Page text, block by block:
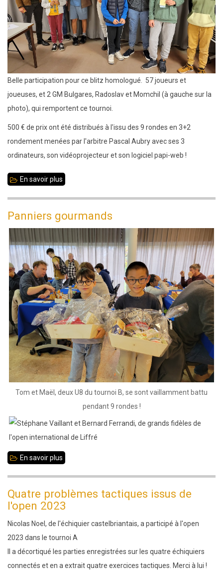
Belle participation pour ce blitz homologué. 57 joueurs et
joueuses, et 2 GM Bulgares, Radoslav et Momchil (à gauche sur la
photo), qui remportent ce tournoi.
500 € de prix ont été distribués à l'issu des 9 rondes en 3+2
rondement menées par l'arbitre Pascal Aubry avec ses 3
ordinateurs, son vidéoprojecteur et son logiciel papi-web !
En savoir plus
:
participants,
500
€
de
prix,
la
à
l'honneur
!
Panniers gourmands
Tom et Maël, deux U8 du tournoi B, se sont vaillamment battu
pendant 9 rondes !
En savoir plus
Quatre problèmes tactiques issus de
l'open 2023
Nicolas Noel, de l'échiquier castelbriantais, a participé à l'open
2023 dans le tournoi A
Il a décortiqué les parties enregistrées sur les quatre échiquiers
connectés et en a extrait quatre exercices tactiques. Merci à lui !